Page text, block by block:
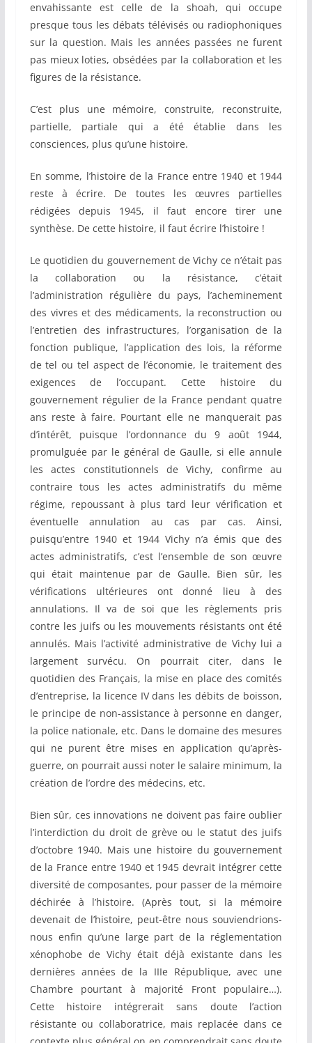
envahissante est celle de la shoah, qui occupe
presque tous les débats télévisés ou radiophoniques
sur la question. Mais les années passées ne furent
pas mieux loties, obsédées par la collaboration et les
figures de la résistance.
C’est plus une mémoire, construite, reconstruite,
partielle, partiale qui a été établie dans les
consciences, plus qu’une histoire.
En somme, l’histoire de la France entre 1940 et 1944
reste à écrire. De toutes les œuvres partielles
rédigées depuis 1945, il faut encore tirer une
synthèse. De cette histoire, il faut écrire l’histoire !
Le quotidien du gouvernement de Vichy ce n’était pas
la collaboration ou la résistance, c’était
l’administration régulière du pays, l’acheminement
des vivres et des médicaments, la reconstruction ou
l’entretien des infrastructures, l’organisation de la
fonction publique, l’application des lois, la réforme
de tel ou tel aspect de l’économie, le traitement des
exigences de l’occupant. Cette histoire du
gouvernement régulier de la France pendant quatre
ans reste à faire. Pourtant elle ne manquerait pas
d’intérêt, puisque l’ordonnance du 9 août 1944,
promulguée par le général de Gaulle, si elle annule
les actes constitutionnels de Vichy, confirme au
contraire tous les actes administratifs du même
régime, repoussant à plus tard leur vérification et
éventuelle annulation au cas par cas. Ainsi,
puisqu’entre 1940 et 1944 Vichy n’a émis que des
actes administratifs, c’est l’ensemble de son œuvre
qui était maintenue par de Gaulle. Bien sûr, les
vérifications ultérieures ont donné lieu à des
annulations. Il va de soi que les règlements pris
contre les juifs ou les mouvements résistants ont été
annulés. Mais l’activité administrative de Vichy lui a
largement survécu. On pourrait citer, dans le
quotidien des Français, la mise en place des comités
d’entreprise, la licence IV dans les débits de boisson,
le principe de non-assistance à personne en danger,
la police nationale, etc. Dans le domaine des mesures
qui ne purent être mises en application qu’après-
guerre, on pourrait aussi noter le salaire minimum, la
création de l’ordre des médecins, etc.
Bien sûr, ces innovations ne doivent pas faire oublier
l’interdiction du droit de grève ou le statut des juifs
d’octobre 1940. Mais une histoire du gouvernement
de la France entre 1940 et 1945 devrait intégrer cette
diversité de composantes, pour passer de la mémoire
déchirée à l’histoire. (Après tout, si la mémoire
devenait de l’histoire, peut-être nous souviendrions-
nous enfin qu’une large part de la réglementation
xénophobe de Vichy était déjà existante dans les
dernières années de la IIIe République, avec une
Chambre pourtant à majorité Front populaire…).
Cette histoire intégrerait sans doute l’action
résistante ou collaboratrice, mais replacée dans ce